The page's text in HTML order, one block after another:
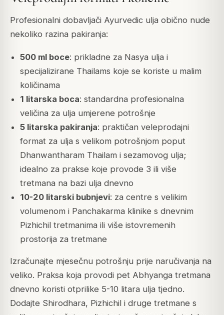
Profesionalni dobavljači Ayurvedic ulja obično nude
nekoliko razina pakiranja:
500 ml boce: prikladne za Nasya ulja i
specijalizirane Thailams koje se koriste u malim
količinama
1 litarska boca: standardna profesionalna
veličina za ulja umjerene potrošnje
5 litarska pakiranja: praktičan veleprodajni
format za ulja s velikom potrošnjom poput
Dhanwantharam Thailam i sezamovog ulja;
idealno za prakse koje provode 3 ili više
tretmana na bazi ulja dnevno
10-20 litarski bubnjevi: za centre s velikim
volumenom i Panchakarma klinike s dnevnim
Pizhichil tretmanima ili više istovremenih
prostorija za tretmane
Izračunajte mjesečnu potrošnju prije naručivanja na
veliko. Praksa koja provodi pet Abhyanga tretmana
dnevno koristi otprilike 5-10 litara ulja tjedno.
Dodajte Shirodhara, Pizhichil i druge tretmane s